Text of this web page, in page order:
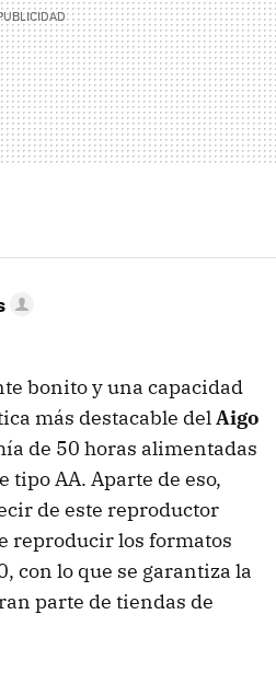
bonito y una capacidad
más destacable delAigo
de 50 horas alimentadas
tipo AA. Aparte de eso,
de este reproductor
reproducir los formatos
con lo que se garantiza la
parte de tiendas de